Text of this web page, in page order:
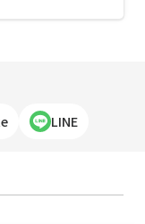
LINE